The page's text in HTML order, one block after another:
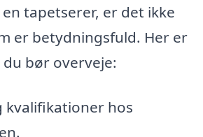
tapetserer, er det ikke
er betydningsfuld. Her er
bør overveje:
kvalifikationer hos